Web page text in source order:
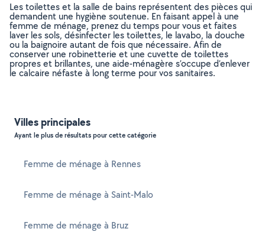
Les toilettes et la salle de bains représentent des pièces qui
demandent une hygiène soutenue. En faisant appel à une
femme de ménage, prenez du temps pour vous et faites
laver les sols, désinfecter les toilettes, le lavabo, la douche
ou la baignoire autant de fois que nécessaire. Afin de
conserver une robinetterie et une cuvette de toilettes
propres et brillantes, une aide-ménagère s’occupe d’enlever
le calcaire néfaste à long terme pour vos sanitaires.
Villes principales
Ayant le plus de résultats pour cette catégorie
Femme de ménage à Rennes
Femme de ménage à Saint-Malo
Femme de ménage à Bruz